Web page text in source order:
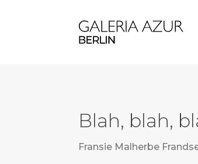
Blah, blah,
Fransie Malherbe